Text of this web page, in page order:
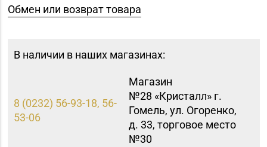
Обмен или возврат товара
В наличии в наших магазинах:
8 (0232) 56-93-18, 56-
53-06
Магазин
№28 «Кристалл» г.
Гомель, ул. Огоренко,
д. 33, торговое место
№30